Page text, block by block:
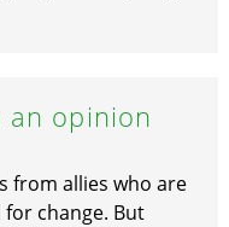
an opinion
from allies who are
change. But